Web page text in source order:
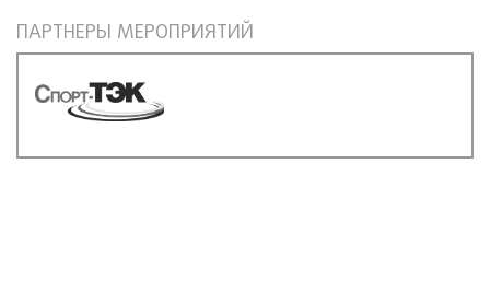
ПАРТНЕРЫ МЕРОПРИЯТИЙ